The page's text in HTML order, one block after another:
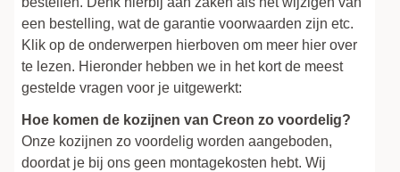
een bestelling, wat de garantie voorwaarden zijn etc.
Klik op de onderwerpen hierboven om meer hier over
te lezen. Hieronder hebben we in het kort de meest
gestelde vragen voor je uitgewerkt:
Hoe komen de kozijnen van Creon zo voordelig?
Onze kozijnen zo voordelig worden aangeboden,
doordat je bij ons geen montagekosten hebt. Wij